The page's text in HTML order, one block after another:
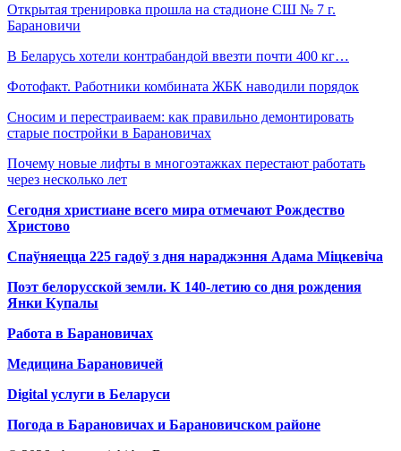
Открытая тренировка прошла на стадионе СШ № 7 г.
Барановичи
В Беларусь хотели контрабандой ввезти почти 400 кг…
Фотофакт. Работники комбината ЖБК наводили порядок
Сносим и перестраиваем: как правильно демонтировать
старые постройки в Барановичах
Почему новые лифты в многоэтажках перестают работать
через несколько лет
Сегодня христиане всего мира отмечают Рождество
Христово
Спаўняецца 225 гадоў з дня нараджэння Адама Міцкевіча
Поэт белорусской земли. К 140-летию со дня рождения
Янки Купалы
Работа в Барановичах
Медицина Барановичей
Digital услуги в Беларуси
Погода в Барановичах и Барановичском районе